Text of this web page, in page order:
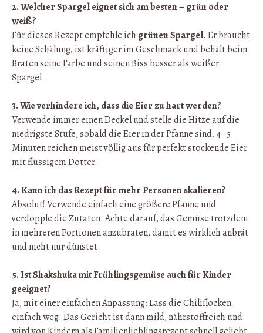
2. Welcher Spargel eignet sich am besten – grün oder
weiß?
Für dieses Rezept empfehle ichgrünen Spargel. Er braucht
keine Schälung, ist kräftiger im Geschmack und behält beim
Braten seine Farbe und seinen Biss besser als weißer
Spargel.
3. Wie verhindere ich, dass die Eier zu hart werden?
Verwende immer einen Deckel und stelle die Hitze auf die
niedrigste Stufe, sobald die Eier in der Pfanne sind. 4–5
Minuten reichen meist völlig aus für perfekt stockende Eier
mit flüssigem Dotter.
4. Kann ich das Rezept für mehr Personen skalieren?
Absolut! Verwende einfach eine größere Pfanne und
verdopple die Zutaten. Achte darauf, das Gemüse trotzdem
in mehreren Portionen anzubraten, damit es wirklich anbrät
und nicht nur dünstet.
5. Ist Shakshuka mit Frühlingsgemüse auch für Kinder
geeignet?
Ja, mit einer einfachen Anpassung: Lass die Chiliflocken
einfach weg. Das Gericht ist dann mild, nährstoffreich und